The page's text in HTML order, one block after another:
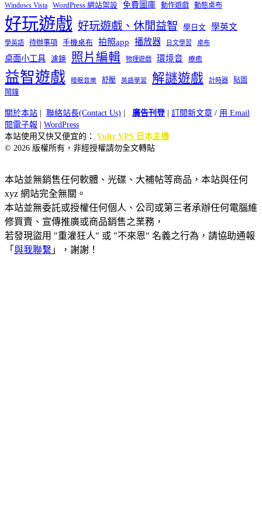
Windows Vista WordPress 網站架設 免費圖庫 動作遊戲 動態桌布
好玩遊戲 好玩遊戲、休閒益智 學日文 學英文
學英語 待辦事項 手機桌布 拍照app 播放器 日文學習 桌布
桌面小工具 濾鏡 照片編輯 物理遊戲 環境音 療癒
益智遊戲 睡眠音樂 舒壓 英語學習 解謎遊戲 計時器
貼圖
鬧鐘
關於本站 聯絡站長(Contact Us) 廣告刊登| 訂閱新文章 / 用 Email
閱電子報
WordPress
本站使用又快又便宜的： Vultr VPS 日本主機
© 2026 版權所有，非經授權請勿全文轉貼
本站並無銷售任何軟體、光碟、大補帖等商品，本站與任何
xyz 網站完全無關。
本站並無委託或授權任何個人、公司或第三者承辦任何電腦維
修買賣、宣傳推廣或商品銷售之業務，
若發現盜用 "重灌狂人" 或 "不來恩" 名義之行為，請協助通報
「 與我聯繫 」，謝謝！